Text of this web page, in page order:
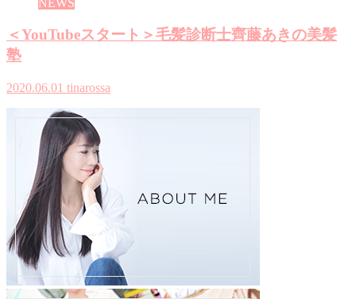
＜YouTubeスタート＞毛髪診断士齊藤あきの美髪
塾
2020.06.01 tinarossa